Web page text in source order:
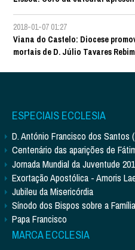
2018-01-07 01:27
Viana do Castelo: Diocese
mortais de D. Júlio Tavares
ESPECIAIS ECCLESIA
D. António Francisco dos Santos
Centenário das aparições de
Jornada Mundial da Juventude
Exortação Apostólica - Amoris
Jubileu da Misericórdia
Sínodo dos Bispos sobre a Família
Papa Francisco
MARCA ECCLESIA